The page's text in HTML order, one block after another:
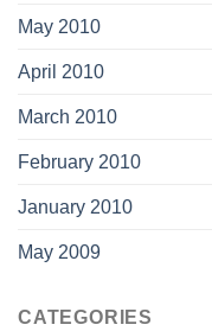
May 2010
April 2010
March 2010
February 2010
January 2010
May 2009
CATEGORIES